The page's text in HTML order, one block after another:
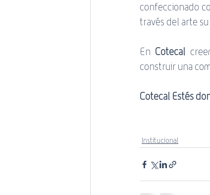
confeccionado
través del arte
En Cotecal
construir una
Cotecal Estés
Institucional